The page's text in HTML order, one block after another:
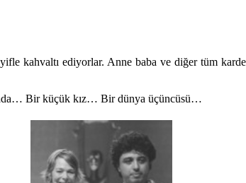
kahvaltı ediyorlar. Anne baba ve diğer tüm
Bir küçük kız… Bir dünya üçüncüsü…